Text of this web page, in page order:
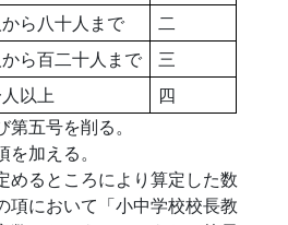
ら八十人まで
二
ら百二十人まで
三
以上
四
五号を削る。
加える。
めるところにより算定した数
項において「小中学校校長教